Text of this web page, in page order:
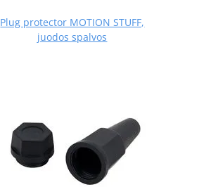
Plug protector MOTION STUFF,
juodos spalvos